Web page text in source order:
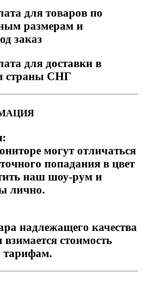
для товаров по
размерам и
заказ
для доставки в
страны СНГ
могут отличаться
попадания в цвет
наш шоу-рум и
лично.
надлежащего качества
стоимость
тарифам.